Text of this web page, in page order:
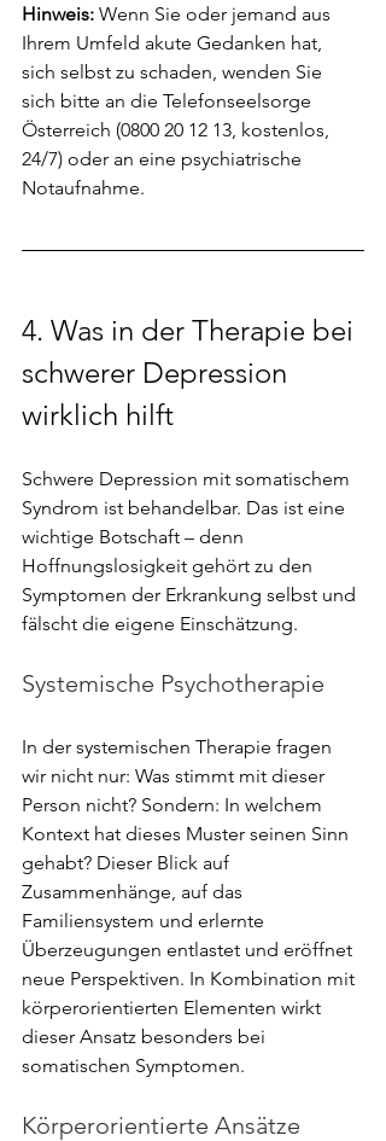
Hinweis: Wenn Sie oder jemand aus
Ihrem Umfeld akute Gedanken hat,
sich selbst zu schaden, wenden Sie
sich bitte an die Telefonseelsorge
Österreich (0800 20 12 13, kostenlos,
24/7) oder an eine psychiatrische
Notaufnahme.
4. Was in der Therapie bei
schwerer Depression
wirklich hilft
Schwere Depression mit somatischem
Syndrom ist behandelbar. Das ist eine
wichtige Botschaft – denn
Hoffnungslosigkeit gehört zu den
Symptomen der Erkrankung selbst und
fälscht die eigene Einschätzung.
Systemische Psychotherapie
In der systemischen Therapie fragen
wir nicht nur: Was stimmt mit dieser
Person nicht? Sondern: In welchem
Kontext hat dieses Muster seinen Sinn
gehabt? Dieser Blick auf
Zusammenhänge, auf das
Familiensystem und erlernte
Überzeugungen entlastet und eröffnet
neue Perspektiven. In Kombination mit
körperorientierten Elementen wirkt
dieser Ansatz besonders bei
somatischen Symptomen.
Körperorientierte Ansätze